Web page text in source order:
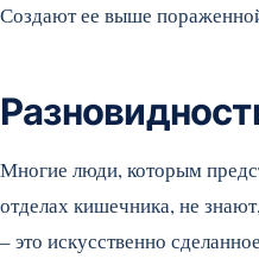
Создают ее выше
Многие люди, которым
отделах кишечника, не
– это искусственно